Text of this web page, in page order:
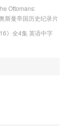
Ottomans:
斯曼帝国历史纪录片
》全4集 英语中字